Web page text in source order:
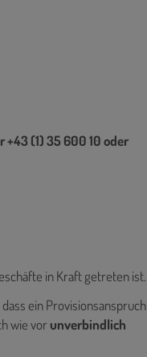
+43 (1) 35 600 10 oder
in Kraft getreten ist.
ein Provisionsanspruch
wie vorunverbindlich